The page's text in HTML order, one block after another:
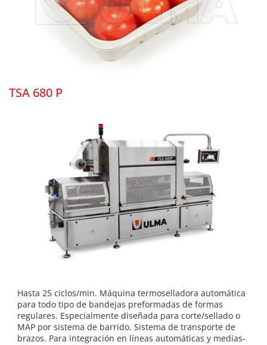
TSA 680 P
Hasta 25 ciclos/min. Máquina termoselladora automática
para todo tipo de bandejas preformadas de formas
regulares. Especialmente diseñada para corte/sellado o
MAP por sistema de barrido. Sistema de transporte de
brazos. Para integración en líneas automáticas y medias-